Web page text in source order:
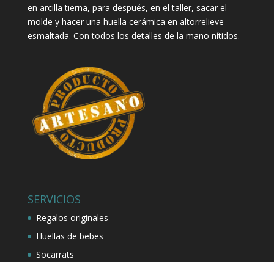
en arcilla tierna, para después, en el taller, sacar el
molde y hacer una huella cerámica en altorrelieve
esmaltada. Con todos los detalles de la mano nítidos.
SERVICIOS
Regalos originales
Huellas de bebes
Socarrats